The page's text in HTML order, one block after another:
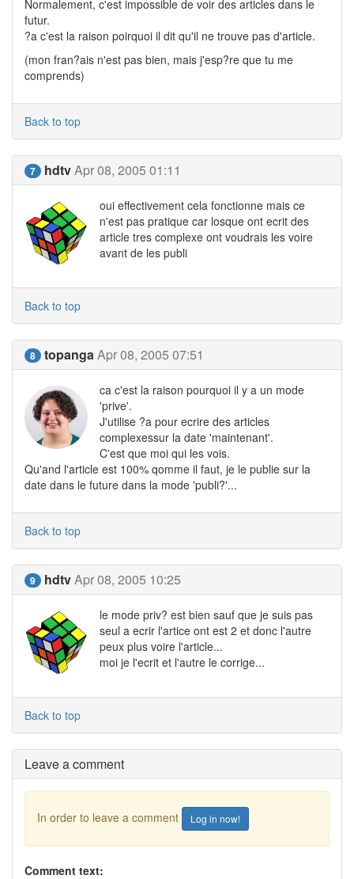
Normalement, c'est impossible de voir des articles dans le
futur.
?a c'est la raison poirquoi il dit qu'il ne trouve pas d'article.
(mon fran?ais n'est pas bien, mais j'esp?re que tu me
comprends)
Back to top
7 hdtvApr 08, 2005 01:11
oui effectivement cela fonctionne mais ce
n'est pas pratique car losque ont ecrit des
article tres complexe ont voudrais les voire
avant de les publi
Back to top
8 topangaApr 08, 2005 07:51
ca c'est la raison pourquoi il y a un mode
'prive'.
J'utilise ?a pour ecrire des articles
complexessur la date 'maintenant'.
C'est que moi qui les vois.
Qu'and l'article est 100% qomme il faut, je le publie sur la
date dans le future dans la mode 'publi?'...
Back to top
9 hdtvApr 08, 2005 10:25
le mode priv? est bien sauf que je suis pas
seul a ecrir l'artice ont est 2 et donc l'autre
peux plus voire l'article...
moi je l'ecrit et l'autre le corrige...
Back to top
Leave a comment
In order to leave a comment Log in now!
Comment text: